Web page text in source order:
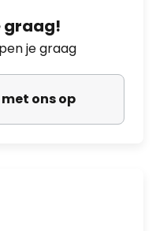
graag!
je graag
ons op